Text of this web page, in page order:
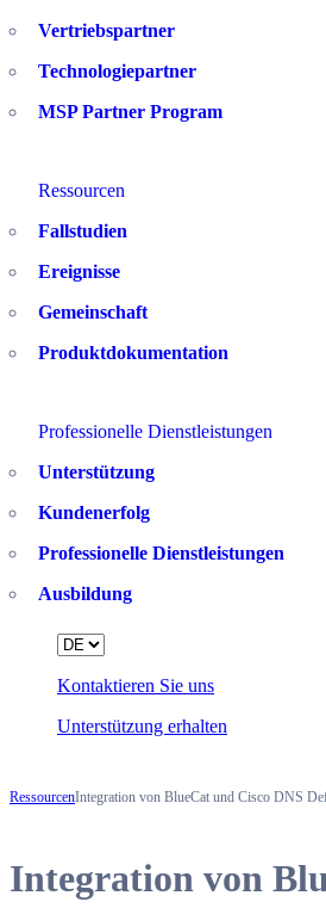
Vertriebspartner
Technologiepartner
MSP Partner Program
Ressourcen
Fallstudien
Ereignisse
Gemeinschaft
Produktdokumentation
Professionelle Dienstleistungen
Unterstützung
Kundenerfolg
Professionelle Dienstleistungen
Ausbildung
Kontaktieren Sie uns
Unterstützung erhalten
Language
RessourcenIntegration von BlueCat und Cisco DNS
Integration von